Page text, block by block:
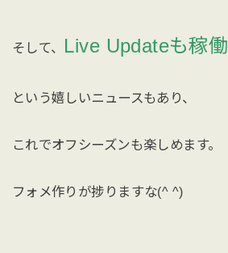
そして、 Live Updateも稼働
という嬉しいニュースもあり、
これでオフシーズンも楽しめます。
フォメ作りが捗りますな(^ ^)